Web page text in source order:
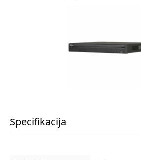
Specifikacija